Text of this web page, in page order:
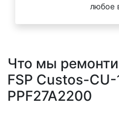
любое
Что мы
FSP Custos-
PPF27A2200